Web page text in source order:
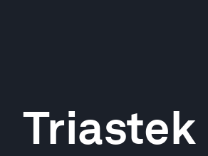
Triastek